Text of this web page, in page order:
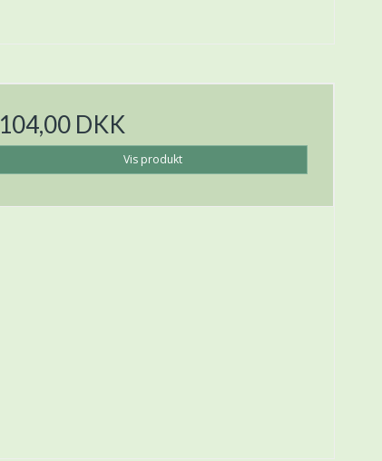
104,00 DKK
Vis produkt